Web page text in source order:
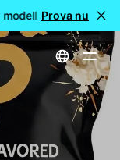
modell är här: nu är
Prova nu